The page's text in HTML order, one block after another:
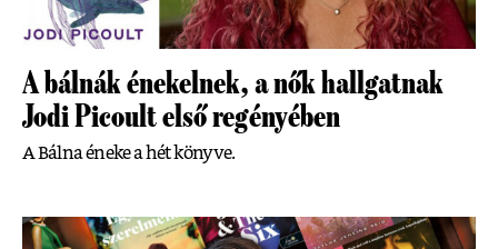
A bálnák énekelnek, a nők hallgatnak
Jodi Picoult első regényében
A Bálna éneke a hét könyve.